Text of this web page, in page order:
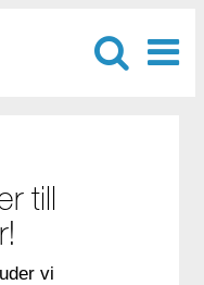
till
vi